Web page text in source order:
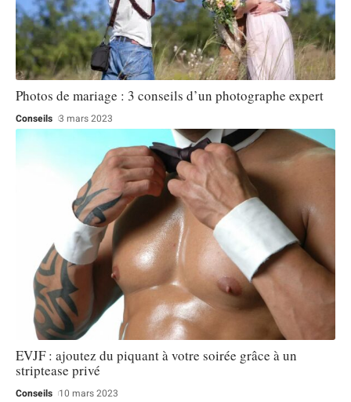
Photos de mariage : 3 conseils d’un photographe expert
Conseils 3 mars 2023
EVJF : ajoutez du piquant à votre soirée grâce à un
striptease privé
Conseils 10 mars 2023